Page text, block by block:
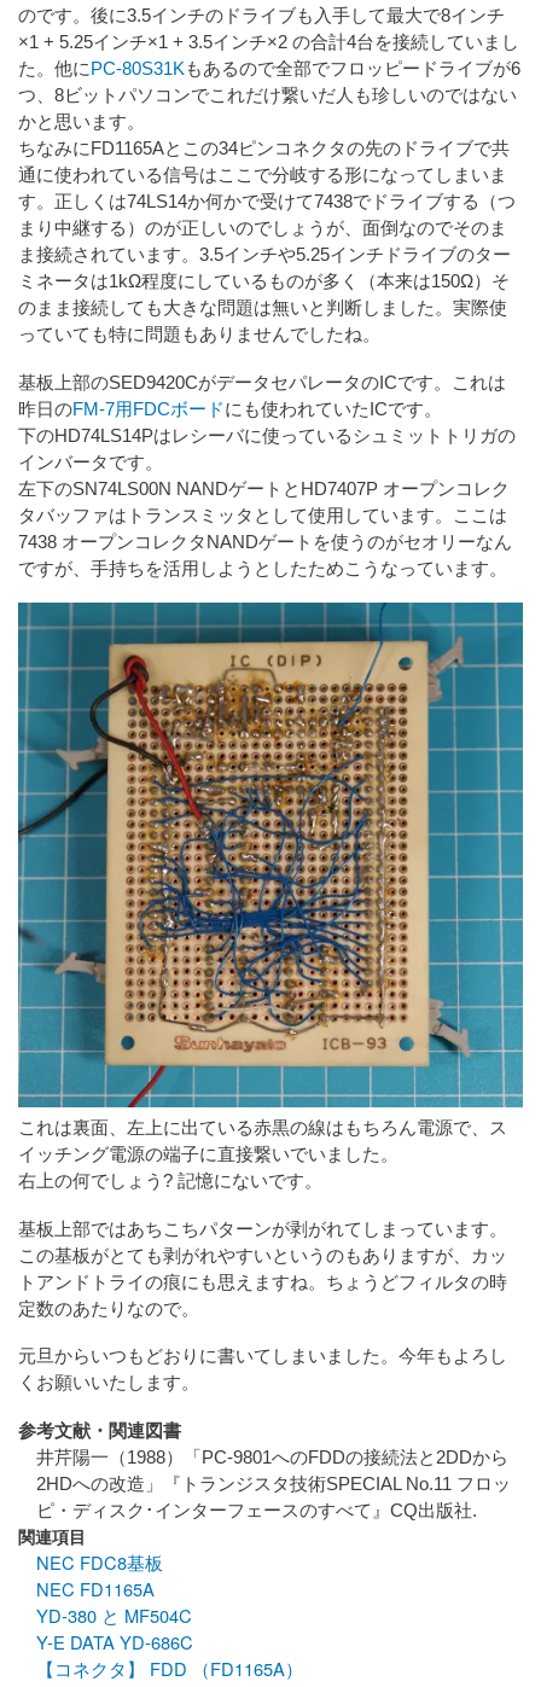
のです。後に3.5インチのドライブも入手して最大で8インチ
×1 + 5.25インチ×1 + 3.5インチ×2 の合計4台を接続していまし
た。他に PC-80S31K もあるので全部でフロッピードライブが6
つ、8ビットパソコンでこれだけ繋いだ人も珍しいのではない
かと思います。
ちなみにFD1165Aとこの34ピンコネクタの先のドライブで共
通に使われている信号はここで分岐する形になってしまいま
す。正しくは74LS14か何かで受けて7438でドライブする（つ
まり中継する）のが正しいのでしょうが、面倒なのでそのま
ま接続されています。3.5インチや5.25インチドライブのター
ミネータは1kΩ程度にしているものが多く（本来は150Ω）そ
のまま接続しても大きな問題は無いと判断しました。実際使
っていても特に問題もありませんでしたね。
基板上部のSED9420CがデータセパレータのICです。これは
昨日のFM-7用FDCボードにも使われていたICです。
下のHD74LS14Pはレシーバに使っているシュミットトリガの
インバータです。
左下のSN74LS00N NANDゲートとHD7407P オープンコレク
タバッファはトランスミッタとして使用しています。ここは
7438 オープンコレクタNANDゲートを使うのがセオリーなん
ですが、手持ちを活用しようとしたためこうなっています。
これは裏面、左上に出ている赤黒の線はもちろん電源で、ス
イッチング電源の端子に直接繋いでいました。
右上の何でしょう? 記憶にないです。
基板上部ではあちこちパターンが剥がれてしまっています。
この基板がとても剥がれやすいというのもありますが、カッ
トアンドトライの痕にも思えますね。ちょうどフィルタの時
定数のあたりなので。
元旦からいつもどおりに書いてしまいました。今年もよろし
くお願いいたします。
参考文献・関連図書
井芹陽一（1988）「PC-9801へのFDDの接続法と2DDから
2HDへの改造」『トランジスタ技術SPECIAL No.11 フロッ
ピ・ディスク･インターフェースのすべて』CQ出版社.
関連項目
NEC FDC8基板
NEC FD1165A
YD-380 と MF504C
Y-E DATA YD-686C
【コネクタ】 FDD （FD1165A）